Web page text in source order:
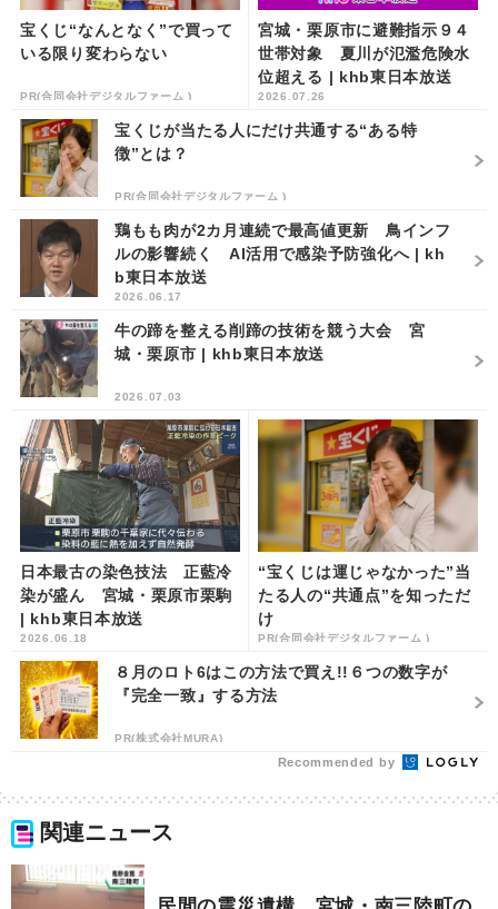
宝くじ“なんとなく”で買って
いる限り変わらない
PR(合同会社デジタルファーム )
宮城・栗原市に避難指示９４
世帯対象 夏川が氾濫危険水
位超える | khb東日本放送
2026.07.26
宝くじが当たる人にだけ共通する“ある特
徴”とは？
PR(合同会社デジタルファーム )
鶏もも肉が2カ月連続で最高値更新 鳥インフ
ルの影響続く AI活用で感染予防強化へ | kh
b東日本放送
2026.06.17
牛の蹄を整える削蹄の技術を競う大会 宮
城・栗原市 | khb東日本放送
2026.07.03
日本最古の染色技法 正藍冷
染が盛ん 宮城・栗原市栗駒
| khb東日本放送
2026.06.18
“宝くじは運じゃなかった”当
たる人の“共通点”を知っただ
け
PR(合同会社デジタルファーム )
８月のロト6はこの方法で買え!!６つの数字が
『完全一致』する方法
PR(株式会社MURA)
Recommended by
関連ニュース